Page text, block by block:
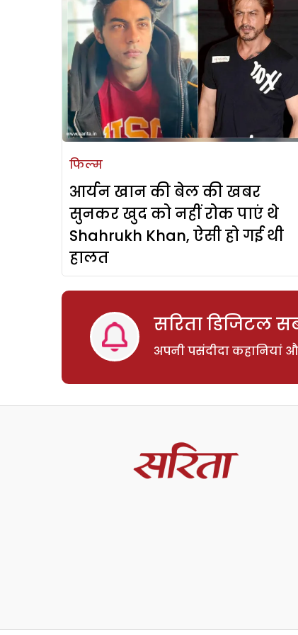
फिल्म
आर्यन खान की बेल की खबर
सुनकर खुद को नहीं रोक पाएं थे
Shahrukh Khan, ऐसी हो गई थी
हालत
सरिता डिजिटल
अपनी पसंदीदा कहानियां